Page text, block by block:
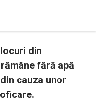
din
fără apă
cauza unor